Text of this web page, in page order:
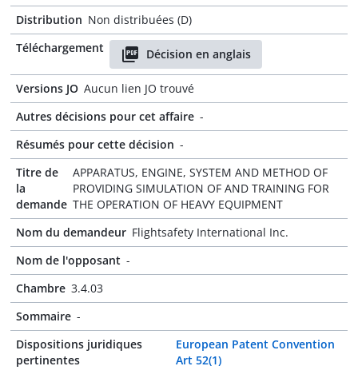
Distribution Non distribuées (D)
Téléchargement
Décision en anglais
Versions JO Aucun lien JO trouvé
Autres décisions pour cet affaire -
Résumés pour cette décision -
Titre de
la
demande
APPARATUS, ENGINE, SYSTEM AND METHOD OF
PROVIDING SIMULATION OF AND TRAINING FOR
THE OPERATION OF HEAVY EQUIPMENT
Nom du demandeur Flightsafety International Inc.
Nom de l'opposant -
Chambre 3.4.03
Sommaire -
Dispositions juridiques
pertinentes
European Patent Convention
Art 52(1)